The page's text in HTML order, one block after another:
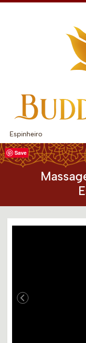
Espinheiro
Save